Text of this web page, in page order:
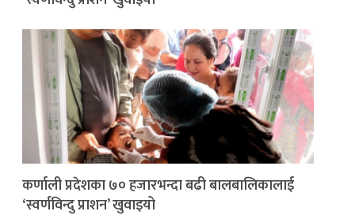
कर्णाली प्रदेशका ७० हजारभन्दा बढी बालबालिकालाई
‘स्वर्णविन्दु प्राशन’ खुवाइयो